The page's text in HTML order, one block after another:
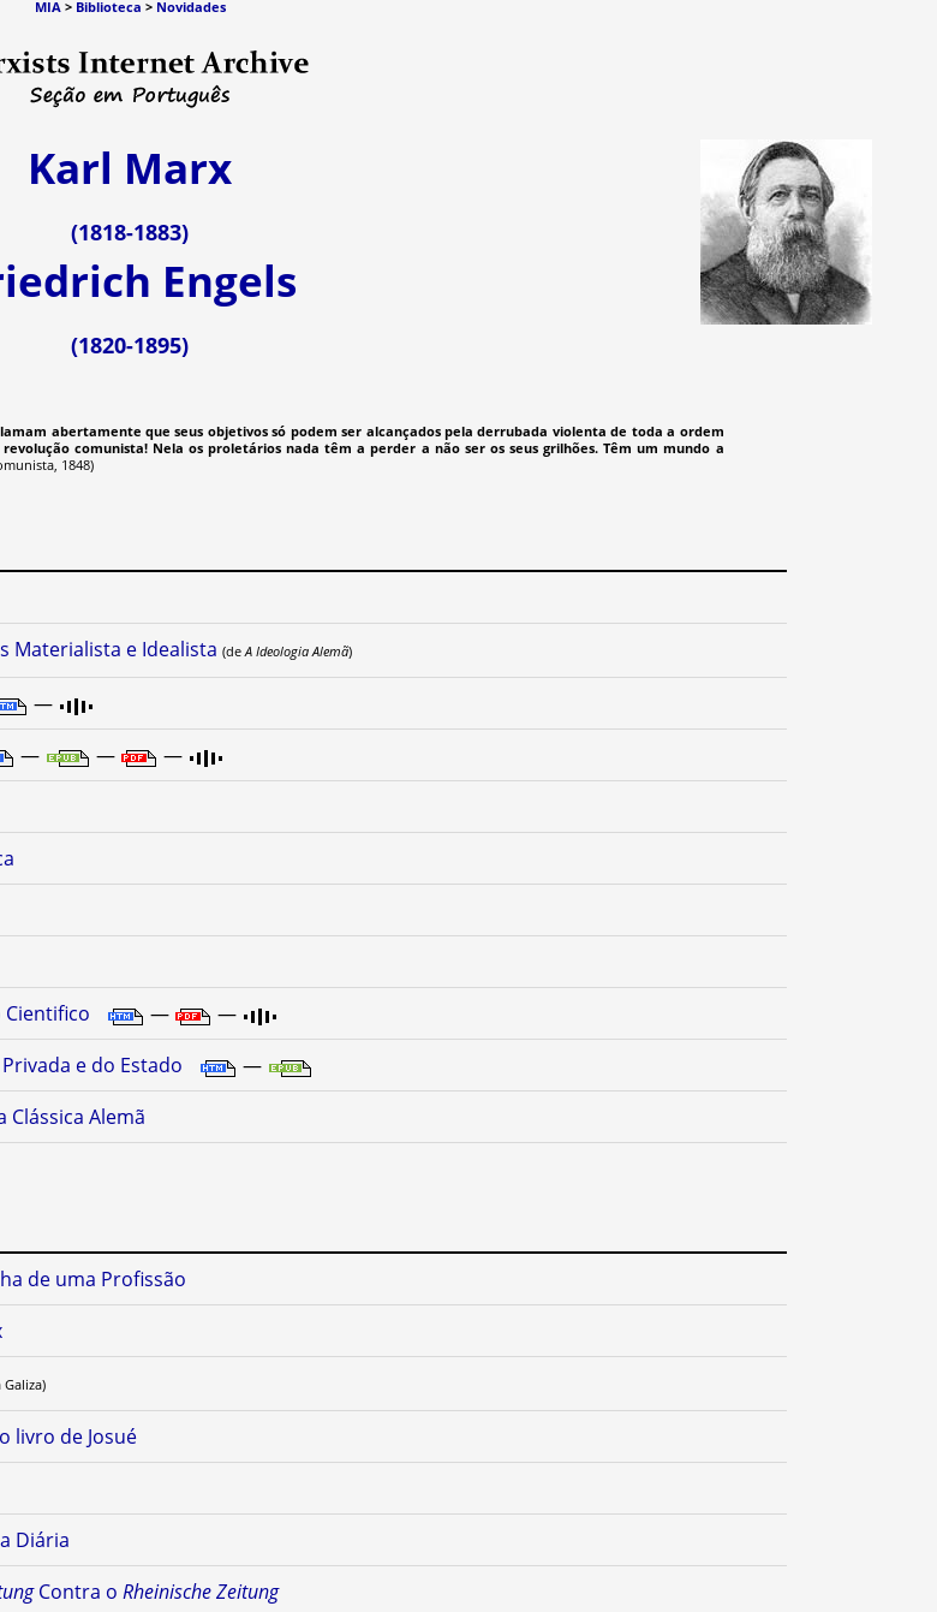
MIA> Biblioteca > Novidades
Karl Marx
(1818-1883)
Engels
(1820-1895)
abertamente que seus objetivos só podem ser alcançados pela derrubada violenta de toda a ordem
comunista! Nela os proletários nada têm a perder a não ser os seus grilhões. Têm um mundo a
1848)
Materialista e Idealista (de A Ideologia Alemã)
—
— —
—
—
—
e do Estado
—
Clássica Alemã
de uma Profissão
livro de Josué
Diária
Contra o Rheinische Zeitung